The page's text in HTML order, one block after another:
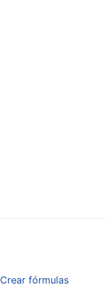
Crear fórmulas